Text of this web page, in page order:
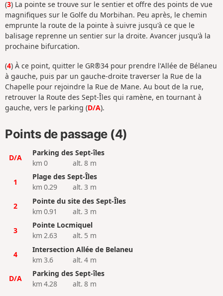
(3) La pointe se trouve sur le sentier et offre des points de vue
magnifiques sur le Golfe du Morbihan. Peu après, le chemin
emprunte la route de la pointe à suivre jusqu'à ce que le
balisage reprenne un sentier sur la droite. Avancer jusqu'à la
prochaine bifurcation.
(4) À ce point, quitter le GR®34 pour prendre l'Allée de Bélaneu
à gauche, puis par un gauche-droite traverser la Rue de la
Chapelle pour rejoindre la Rue de Mane. Au bout de la rue,
retrouver la Route des Sept-Îles qui ramène, en tournant à
gauche, vers le parking (D/A).
Points de passage (4)
D/A
Parking des Sept-îles
km 0
alt. 8 m
1
Plage des Sept-Îles
km 0.29
alt. 3 m
2
Pointe du site des Sept-Îles
km 0.91
alt. 3 m
3
Pointe Locmiquel
km 2.63
alt. 5 m
4
Intersection Allée de Belaneu
km 3.6
alt. 4 m
D/A
Parking des Sept-îles
km 4.28
alt. 8 m